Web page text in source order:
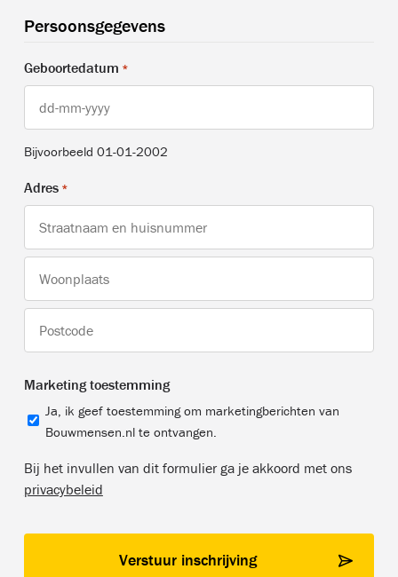
Persoonsgegevens
Geboortedatum *
DD
MM
dash
JJJJ
Bijvoorbeeld 01-01-2002
Adres *
Adres
Woonplaats
Marketing toestemming
Ja, ik geef toestemming om marketingberichten van
Bouwmensen.nl te ontvangen.
Bij het invullen van dit formulier ga je akkoord met ons
privacybeleid